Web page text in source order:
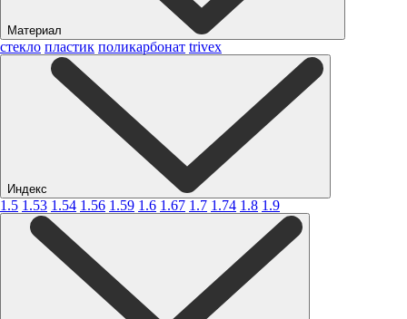
Материал
стекло пластик поликарбонат trivex
Индекс
1.5 1.53 1.54 1.56 1.59 1.6 1.67 1.7 1.74 1.8 1.9